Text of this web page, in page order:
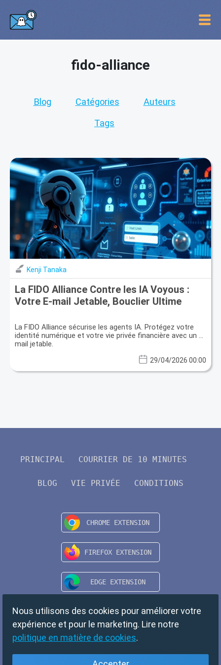
fido-alliance
Blog Catégories Auteurs
Tags
Kenji Tanaka
La FIDO Alliance Contre les IA Voyous :
Votre E-mail Jetable, Bouclier Ultime
La FIDO Alliance sécurise les agents IA. Protégez votre
identité numérique et votre vie privée financière avec un e-
mail jetable.
29/04/2026 00:00
PRINCIPAL COURRIER DE 10 MINUTES
BLOG VIE PRIVÉE CONDITIONS
Nous utilisons des cookies pour améliorer votre
expérience et pour le marketing. Lire notre
politique en matière de cookies.